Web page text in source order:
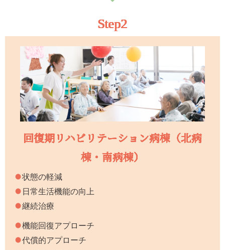
Step2
回復期リハビリテーション病棟（北病
棟・南病棟）
状態の軽減
日常生活機能の向上
継続治療
機能回復アプローチ
代償的アプローチ